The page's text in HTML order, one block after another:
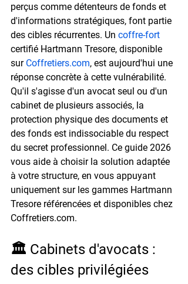
perçus comme détenteurs de fonds et
d'informations stratégiques, font partie
des cibles récurrentes. Un coffre-fort
certifié Hartmann Tresore, disponible
sur Coffretiers.com, est aujourd'hui une
réponse concrète à cette vulnérabilité.
Qu'il s'agisse d'un avocat seul ou d'un
cabinet de plusieurs associés, la
protection physique des documents et
des fonds est indissociable du respect
du secret professionnel. Ce guide 2026
vous aide à choisir la solution adaptée
à votre structure, en vous appuyant
uniquement sur les gammes Hartmann
Tresore référencées et disponibles chez
Coffretiers.com.
🏛️ Cabinets d'avocats :
des cibles privilégiées